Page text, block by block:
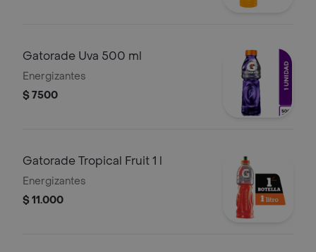
Gatorade Uva 500 ml
Energizantes
$ 7500
Gatorade Tropical Fruit 1 l
Energizantes
$ 11.000